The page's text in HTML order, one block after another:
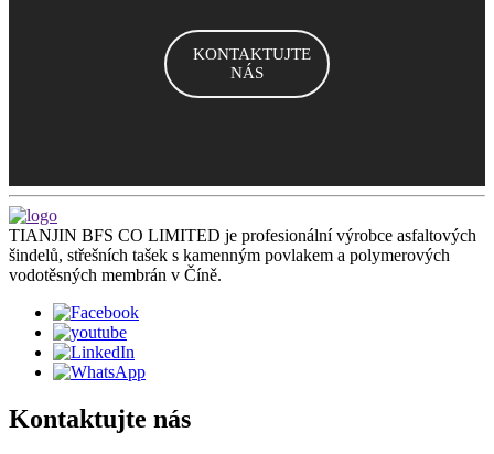
KONTAKTUJTE
NÁS
TIANJIN BFS CO LIMITED je profesionální výrobce asfaltových
šindelů, střešních tašek s kamenným povlakem a polymerových
vodotěsných membrán v Číně.
Kontaktujte nás